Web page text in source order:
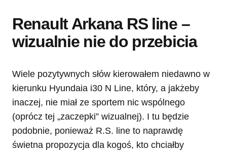
Renault Arkana RS line –
wizualnie nie do przebicia
Wiele pozytywnych słów kierowałem niedawno w
kierunku Hyundaia i30 N Line, który, a jakżeby
inaczej, nie miał ze sportem nic wspólnego
(oprócz tej „zaczepki” wizualnej). I tu będzie
podobnie, ponieważ R.S. line to naprawdę
świetna propozycja dla kogoś, kto chciałby